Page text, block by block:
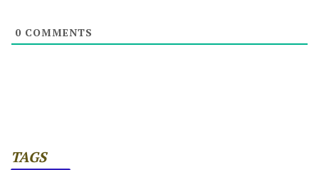
0 COMMENTS
TAGS